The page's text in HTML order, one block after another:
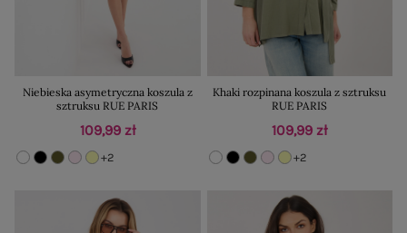
Niebieska asymetryczna koszula z
sztruksu RUE PARIS
109,99 zł
+2
Khaki rozpinana koszula z sztruksu
RUE PARIS
109,99 zł
+2